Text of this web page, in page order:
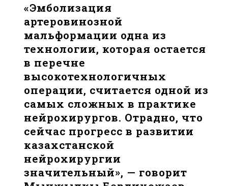
«Эмболизация
артеровинозной
мальформации одна из
технологии, которая остается
в перечне
высокотехнологичных
операции, считается одной из
самых сложных в практике
нейрохирургов. Отрадно, что
сейчас прогресс в развитии
казахстанской
нейрохирургии
значительный», — говорит